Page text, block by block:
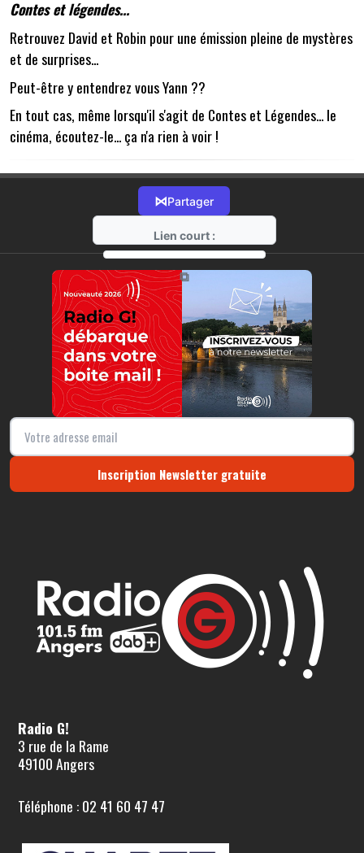
Contes et légendes...
Retrouvez David et Robin pour une émission pleine de mystères
et de surprises...
Peut-être y entendrez vous Yann ??
En tout cas, même lorsqu'il s'agit de Contes et Légendes... le
cinéma, écoutez-le... ça n'a rien à voir !
⋈Partager
Lien court :
https://radio-g.fr?12324
⧉
Inscription Newsletter gratuite
Radio G!
3 rue de la Rame
49100 Angers
Téléphone : 02 41 60 47 47